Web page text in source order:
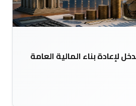
لإعادة بناء المالية العامة